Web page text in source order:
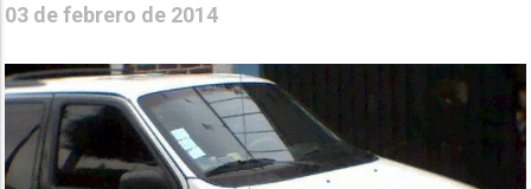
03 de febrero de 2014